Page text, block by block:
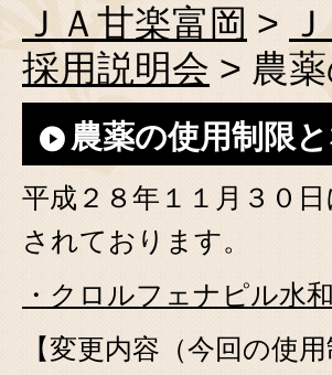
ＪＡ甘楽富岡 >
採用説明会 > 農
農薬の使用制限
平成２８年１１月３０
されております。
・クロルフェナピル水
【変更内容（今回の使